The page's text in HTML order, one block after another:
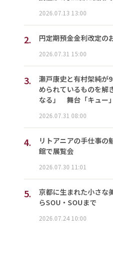
2026.07.13 13:00
2. 円定期預金金利改定の
2026.07.31 15:00
3.
瀬戸康史と有村架純が
められているものを解
なる」 舞台「キュー
2026.07.31 08:00
4.
リトアニアの手仕事
館で展覧会
2026.07.30 11:01
5.
京都に生まれた小さ
らSOU・SOUまで
2026.07.24 10:00